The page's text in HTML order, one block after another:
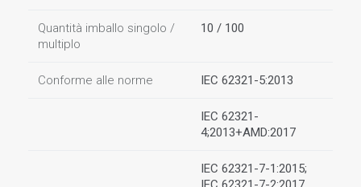
Quantità imballo singolo /
multiplo
10 / 100
Conforme alle norme IEC 62321-5:2013
IEC 62321-
4;2013+AMD:2017
IEC 62321-7-1:2015;